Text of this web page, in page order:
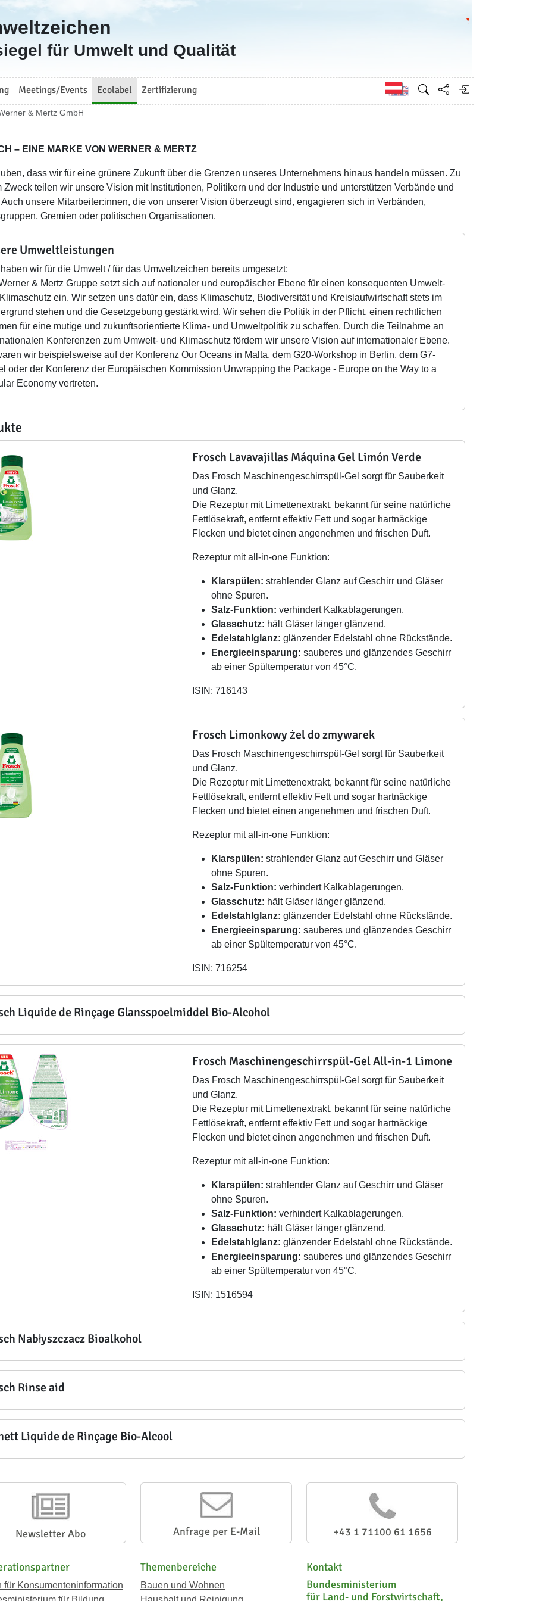
für Umwelt und Qualität
Meetings/Events Ecolabel Zertifizierung Englisch
& Mertz GmbH
– EINE MARKE VON WERNER & MERTZ
dass wir für eine grünere Zukunft über die Grenzen unseres Unternehmens hinaus handeln müssen. Zu
Zweck teilen wir unsere Vision mit Institutionen, Politikern und der Industrie und unterstützen Verbände und
Auch unsere Mitarbeiter:innen, die von unserer Vision überzeugt sind, engagieren sich in Verbänden,
Gremien oder politischen Organisationen.
Umweltleistungen
wir für die Umwelt / für das Umweltzeichen bereits umgesetzt:
& Mertz Gruppe setzt sich auf nationaler und europäischer Ebene für einen konsequenten Umwelt-
ein. Wir setzen uns dafür ein, dass Klimaschutz, Biodiversität und Kreislaufwirtschaft stets im
stehen und die Gesetzgebung gestärkt wird. Wir sehen die Politik in der Pflicht, einen rechtlichen
für eine mutige und zukunftsorientierte Klima- und Umweltpolitik zu schaffen. Durch die Teilnahme an
Konferenzen zum Umwelt- und Klimaschutz fördern wir unsere Vision auf internationaler Ebene.
wir beispielsweise auf der Konferenz Our Oceans in Malta, dem G20-Workshop in Berlin, dem G7-
oder der Konferenz der Europäischen Kommission Unwrapping the Package - Europe on the Way to a
Economy vertreten.
Frosch Lavavajillas Máquina Gel Limón Verde
Das Frosch Maschinengeschirrspül-Gel sorgt für Sauberkeit
und Glanz.
Die Rezeptur mit Limettenextrakt, bekannt für seine natürliche
Fettlösekraft, entfernt effektiv Fett und sogar hartnäckige
Flecken und bietet einen angenehmen und frischen Duft.
Rezeptur mit all-in-one Funktion:
Klarspülen: strahlender Glanz auf Geschirr und Gläser
ohne Spuren.
Salz-Funktion: verhindert Kalkablagerungen.
Glasschutz: hält Gläser länger glänzend.
Edelstahlglanz: glänzender Edelstahl ohne Rückstände.
Energieeinsparung: sauberes und glänzendes Geschirr
ab einer Spültemperatur von 45°C.
ISIN: 716143
Frosch Limonkowy żel do zmywarek
Das Frosch Maschinengeschirrspül-Gel sorgt für Sauberkeit
und Glanz.
Die Rezeptur mit Limettenextrakt, bekannt für seine natürliche
Fettlösekraft, entfernt effektiv Fett und sogar hartnäckige
Flecken und bietet einen angenehmen und frischen Duft.
Rezeptur mit all-in-one Funktion:
Klarspülen: strahlender Glanz auf Geschirr und Gläser
ohne Spuren.
Salz-Funktion: verhindert Kalkablagerungen.
Glasschutz: hält Gläser länger glänzend.
Edelstahlglanz: glänzender Edelstahl ohne Rückstände.
Energieeinsparung: sauberes und glänzendes Geschirr
ab einer Spültemperatur von 45°C.
ISIN: 716254
Liquide de Rinçage Glansspoelmiddel Bio-Alcohol
Frosch Maschinengeschirrspül-Gel All-in-1 Limone
Das Frosch Maschinengeschirrspül-Gel sorgt für Sauberkeit
und Glanz.
Die Rezeptur mit Limettenextrakt, bekannt für seine natürliche
Fettlösekraft, entfernt effektiv Fett und sogar hartnäckige
Flecken und bietet einen angenehmen und frischen Duft.
Rezeptur mit all-in-one Funktion:
Klarspülen: strahlender Glanz auf Geschirr und Gläser
ohne Spuren.
Salz-Funktion: verhindert Kalkablagerungen.
Glasschutz: hält Gläser länger glänzend.
Edelstahlglanz: glänzender Edelstahl ohne Rückstände.
Energieeinsparung: sauberes und glänzendes Geschirr
ab einer Spültemperatur von 45°C.
ISIN: 1516594
Nabłyszczacz Bioalkohol
Rinse aid
Liquide de Rinçage Bio-Alcool
Newsletter Abo Anfrage per E-Mail +43 1 71100 61 1656
für Konsumenteninformation
Themenbereiche
Bauen und Wohnen
Kontakt
Bundesministerium
für Land- und Forstwirtschaft,